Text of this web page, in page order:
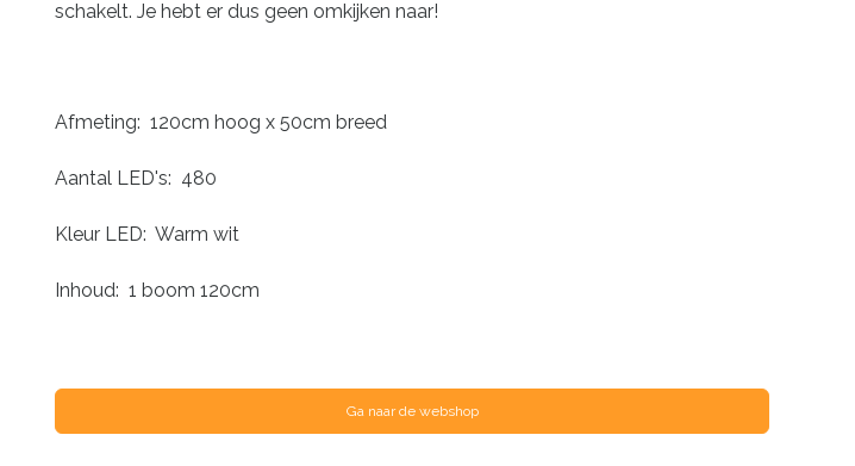
schakelt. Je hebt er dus geen omkijken naar!
Afmeting: 120cm hoog x 50cm breed
Aantal LED's: 480
Kleur LED: Warm wit
Inhoud: 1 boom 120cm
Ga naar de webshop